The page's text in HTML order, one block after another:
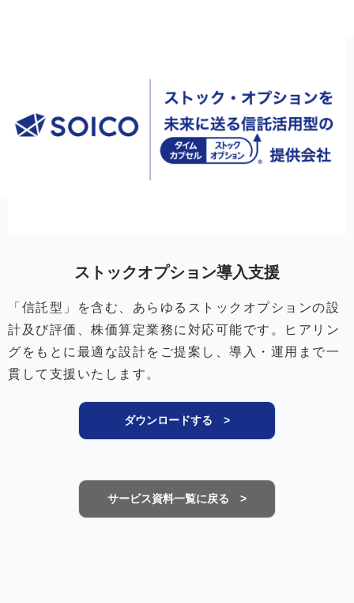
ストックオプション導入支援
「信託型」を含む、あらゆるストックオプションの設
計及び評価、株価算定業務に対応可能です。ヒアリン
グをもとに最適な設計をご提案し、導入・運用まで一
貫して支援いたします。
ダウンロードする >
サービス資料一覧に戻る >